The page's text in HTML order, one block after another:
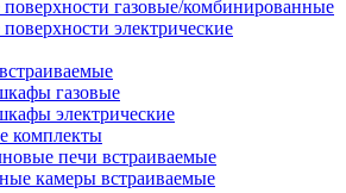
Кронштейны для акустики
Магнитолы
Музыкальные центры
Диктофоны
Домашние кинотеатры
Игровые приставки и аксессуары
Аксессуары к игровым
газовые/комбинированные
электрические
газовые
электрические
комплекты
печи встраиваемые
камеры встраиваемые